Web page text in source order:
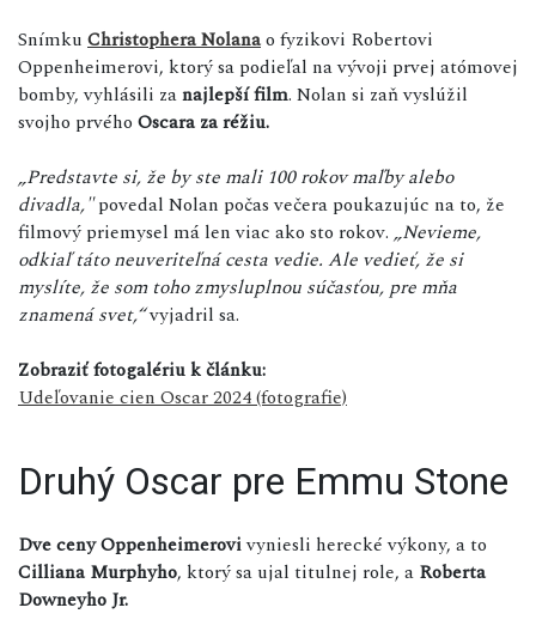
Snímku Christophera Nolanao fyzikovi Robertovi
Oppenheimerovi, ktorý sa podieľal na vývoji prvej atómovej
bomby, vyhlásili zanajlepší film. Nolan si zaň vyslúžil
svojho prvého Oscara za réžiu.
„Predstavte si, že by ste mali 100 rokov maľby alebo
divadla,"povedal Nolan počas večera poukazujúc na to, že
filmový priemysel má len viac ako sto rokov. „Nevieme,
odkiaľ táto neuveriteľná cesta vedie. Ale vedieť, že si
myslíte, že som toho zmysluplnou súčasťou, pre mňa
znamená svet,“vyjadril sa.
Zobraziť fotogalériu k článku:
Udeľovanie cien Oscar 2024 (fotografie)
Druhý Oscar pre Emmu Stone
Dve ceny Oppenheimerovivyniesli herecké výkony, a to
Cilliana Murphyho, ktorý sa ujal titulnej role, a Roberta
Downeyho Jr.